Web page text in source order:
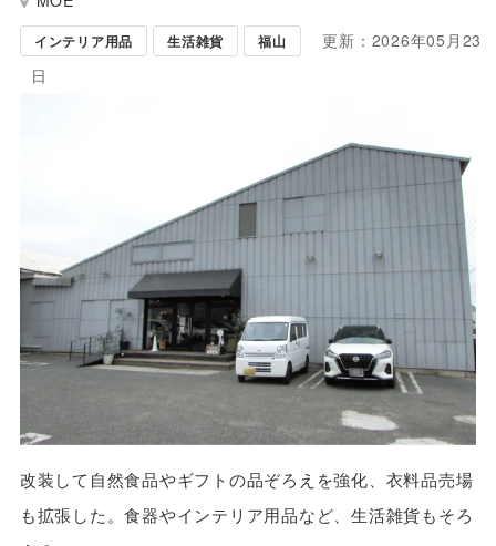
インテリア用品 生活雑貨 福山
更新：2026年05月23
日
改装して自然食品やギフトの品ぞろえを強化、衣料品売場
も拡張した。食器やインテリア用品など、生活雑貨もそろ